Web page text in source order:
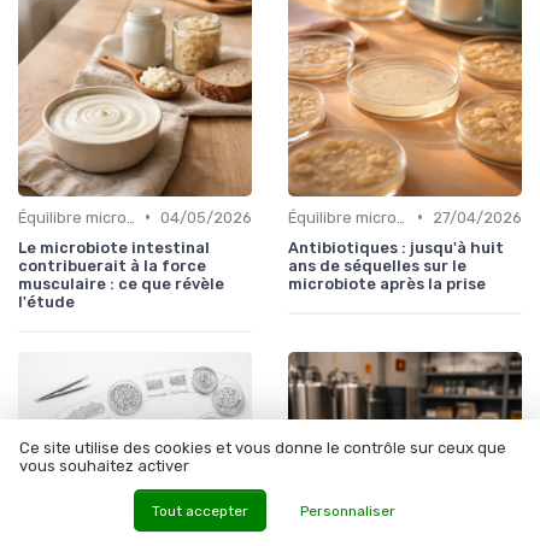
• 04/05/2026
Le microbiote intestinal
contribuerait à la force
musculaire : ce que révèle
l'étude
•
27/04/2026
Antibiotiques : jusqu'à huit
ans de séquelles sur le
microbiote après la prise
Ce site utilise des cookies et vous donne le contrôle sur ceux que
vous souhaitez activer
Tout accepter Personnaliser